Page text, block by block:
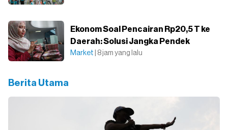
Ekonom Soal Pencairan Rp20,5 T ke
Daerah: Solusi Jangka Pendek
Market | 8 jam yang lalu
Berita Utama